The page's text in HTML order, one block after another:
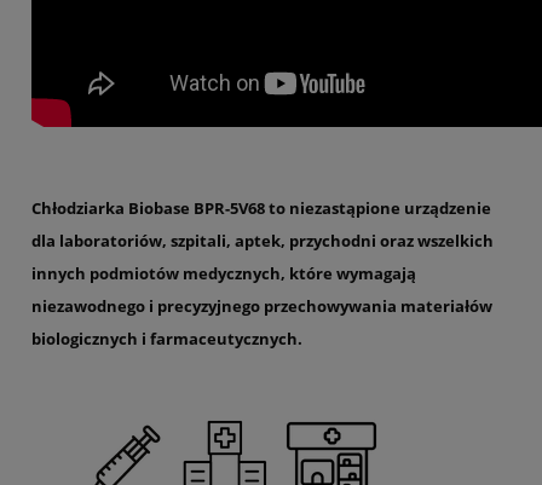
Chłodziarka Biobase BPR-5V68 to niezastąpione urządzenie
dla laboratoriów, szpitali, aptek, przychodni oraz wszelkich
innych podmiotów medycznych, które wymagają
niezawodnego i precyzyjnego przechowywania materiałów
biologicznych i farmaceutycznych.